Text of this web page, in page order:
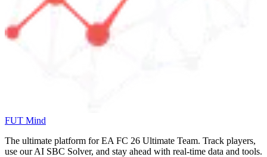
FUT Mind
The ultimate platform for EA FC 26 Ultimate Team. Track players,
use our AI SBC Solver, and stay ahead with real-time data and tools.